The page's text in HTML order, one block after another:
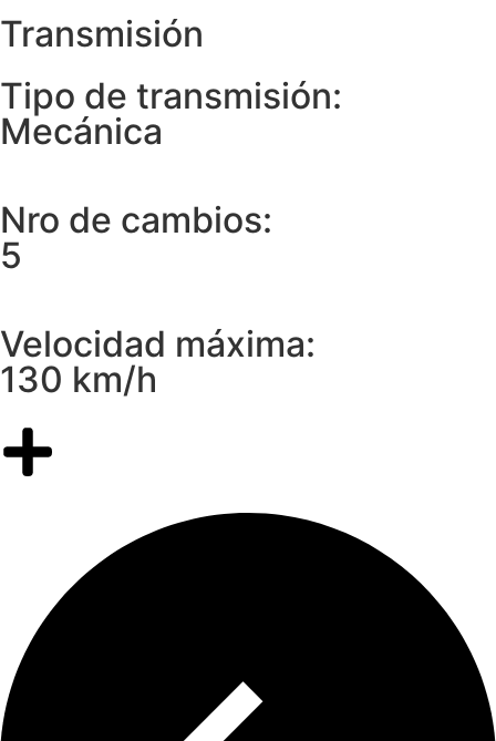
Transmisión
Tipo de transmisión:
Mecánica
Nro de cambios:
5
Velocidad máxima:
130 km/h